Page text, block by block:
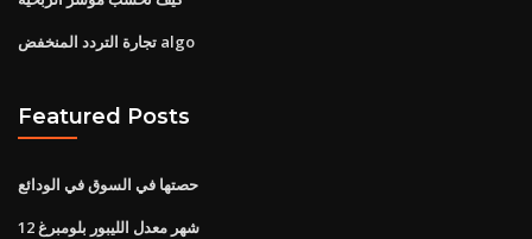
تجارة التردد المنخفض algo
Featured Posts
حصتها في السوق في الودائع
12 شهر معدل الليبور بلومبرغ